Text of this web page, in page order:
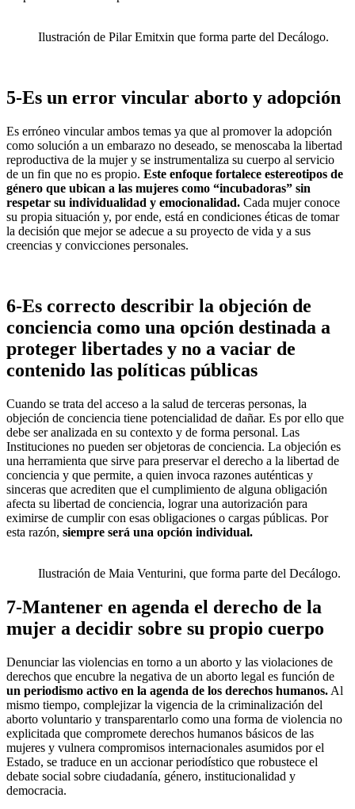
Ilustración de Pilar Emitxin que forma parte del Decálogo.
5-Es un error vincular aborto y adopción
Es erróneo vincular ambos temas ya que al promover la adopción
como solución a un embarazo no deseado, se menoscaba la libertad
reproductiva de la mujer y se instrumentaliza su cuerpo al servicio
de un fin que no es propio. Este enfoque fortalece estereotipos de
género que ubican a las mujeres como “incubadoras” sin
respetar su individualidad y emocionalidad. Cada mujer conoce
su propia situación y, por ende, está en condiciones éticas de tomar
la decisión que mejor se adecue a su proyecto de vida y a sus
creencias y convicciones personales.
6-Es correcto describir la objeción de
conciencia como una opción destinada a
proteger libertades y no a vaciar de
contenido las políticas públicas
Cuando se trata del acceso a la salud de terceras personas, la
objeción de conciencia tiene potencialidad de dañar. Es por ello que
debe ser analizada en su contexto y de forma personal. Las
Instituciones no pueden ser objetoras de conciencia. La objeción es
una herramienta que sirve para preservar el derecho a la libertad de
conciencia y que permite, a quien invoca razones auténticas y
sinceras que acrediten que el cumplimiento de alguna obligación
afecta su libertad de conciencia, lograr una autorización para
eximirse de cumplir con esas obligaciones o cargas públicas. Por
esta razón, siempre será una opción individual.
Ilustración de Maia Venturini, que forma parte del Decálogo.
7-Mantener en agenda el derecho de la
mujer a decidir sobre su propio cuerpo
Denunciar las violencias en torno a un aborto y las violaciones de
derechos que encubre la negativa de un aborto legal es función de
un periodismo activo en la agenda de los derechos humanos. Al
mismo tiempo, complejizar la vigencia de la criminalización del
aborto voluntario y transparentarlo como una forma de violencia no
explicitada que compromete derechos humanos básicos de las
mujeres y vulnera compromisos internacionales asumidos por el
Estado, se traduce en un accionar periodístico que robustece el
debate social sobre ciudadanía, género, institucionalidad y
democracia.